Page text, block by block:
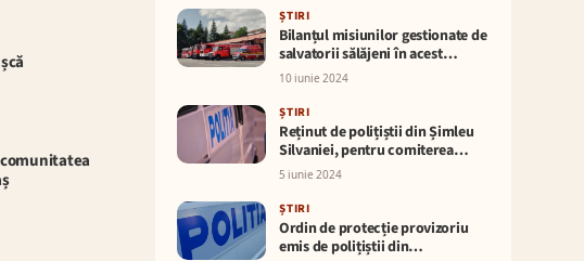
ȘTIRI
Bilanțul misiunilor gestionate de
salvatorii sălăjeni în acest…
10 iunie 2024
ȘTIRI
Reținut de polițiștii din Șimleu
Silvaniei, pentru comiterea…
5 iunie 2024
ȘTIRI
Ordin de protecție provizoriu
emis de polițiștii din…